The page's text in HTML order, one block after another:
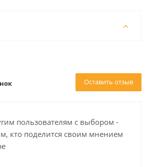
Оставить отзыв
пользователям с выбором -
кто поделится своим мнением